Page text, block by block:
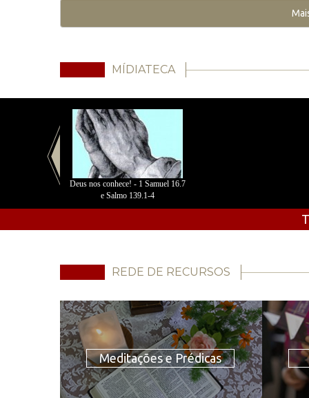
MÍDIATECA
Deus nos conhece! - 1 Samuel 16.7
e Salmo 139.1-4
REDE DE RECURSOS
Meditações e Prédicas